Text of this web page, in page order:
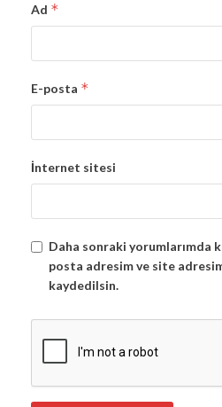
Ad *
E-posta *
İnternet sitesi
Daha sonraki yorumlarımda
posta adresim ve site
kaydedilsin.